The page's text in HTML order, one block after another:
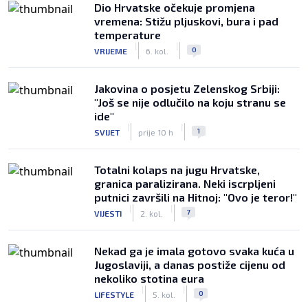
Dio Hrvatske očekuje promjena
vremena: Stižu pljuskovi, bura i pad
temperature
VRIJEME
|
6. kol.
| 0
Jakovina o posjetu Zelenskog Srbiji:
"Još se nije odlučilo na koju stranu se
ide"
SVIJET
|
prije 10 h
| 1
Totalni kolaps na jugu Hrvatske,
granica paralizirana. Neki iscrpljeni
putnici završili na Hitnoj: "Ovo je teror!"
VIJESTI
|
2. kol.
| 7
Nekad ga je imala gotovo svaka kuća u
Jugoslaviji, a danas postiže cijenu od
nekoliko stotina eura
LIFESTYLE
|
5. kol.
| 0